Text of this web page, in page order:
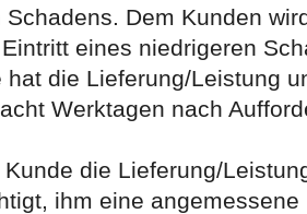
Schadens. Dem Kunden
eines niedrigeren
hat die Lieferung/Leistung
Werktagen nach
die Lieferung/
ihm eine